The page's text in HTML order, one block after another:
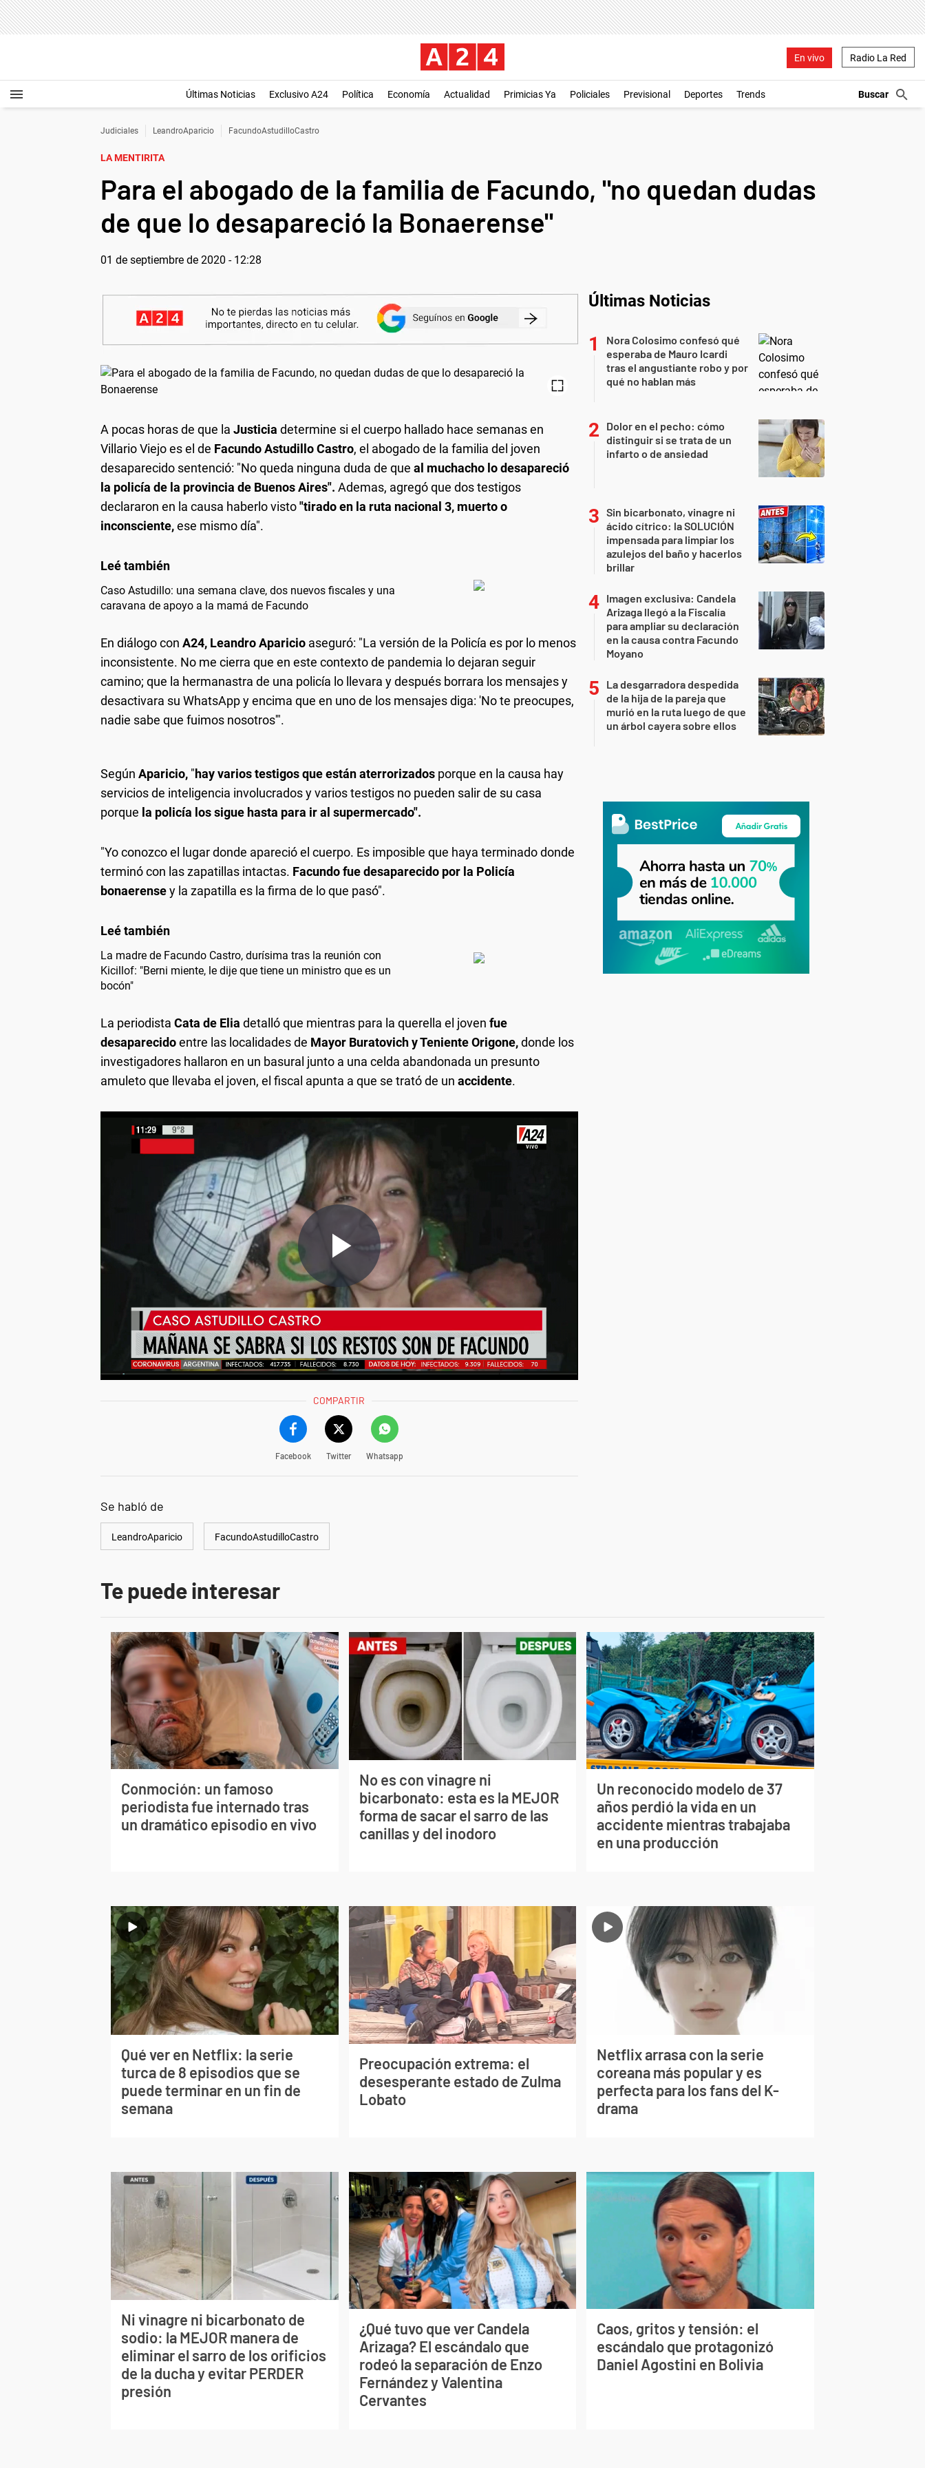
En vivo Radio La Red
Últimas Noticias Exclusivo A24 Política Economía Actualidad Primicias Ya Policiales Previsional Deportes Trends
Judiciales LeandroAparicio FacundoAstudilloCastro
LA MENTIRITA
Para el abogado de la familia de Facundo, "no quedan dudas
de que lo desapareció la Bonaerense"
01 de septiembre de 2020 - 12:28
A pocas horas de que la Justicia determine si el cuerpo hallado hace semanas en
Villario Viejo es el de Facundo Astudillo Castro, el abogado de la familia del joven
desaparecido sentenció: "No queda ninguna duda de que al muchacho lo desapareció
la policía de la provincia de Buenos Aires". Ademas, agregó que dos testigos
declararon en la causa haberlo visto"tirado en la ruta nacional 3, muerto o
inconsciente,ese mismo día".
Caso Astudillo: una semana clave, dos nuevos fiscales y una
caravana de apoyo a la mamá de Facundo
En diálogo con A24, Leandro Aparicio aseguró: "La versión de la Policía es por lo menos
inconsistente. No me cierra que en este contexto de pandemia lo dejaran seguir
camino; que la hermanastra de una policía lo llevara y después borrara los mensajes y
desactivara su WhatsApp y encima que en uno de los mensajes diga: 'No te preocupes,
nadie sabe que fuimos nosotros'".
Según Aparicio, "hay varios testigos que están aterrorizados porque en la causa hay
servicios de inteligencia involucrados y varios testigos no pueden salir de su casa
porque la policía los sigue hasta para ir al supermercado".
"Yo conozco el lugar donde apareció el cuerpo. Es imposible que haya terminado donde
terminó con las zapatillas intactas. Facundo fue desaparecido por la Policía
bonaerensey la zapatilla es la firma de lo que pasó".
La madre de Facundo Castro, durísima tras la reunión con
Kicillof: "Berni miente, le dije que tiene un ministro que es un
bocón"
La periodista Cata de Elia detalló que mientras para la querella el joven fue
desaparecidoentre las localidades de Mayor Buratovich y Teniente Origone,donde los
investigadores hallaron en un basural junto a una celda abandonada un presunto
amuleto que llevaba el joven, el fiscal apunta a que se trató de un accidente.
COMPARTIR
Facebook Twitter Whatsapp
Se habló de
LeandroAparicio FacundoAstudilloCastro
Últimas Noticias
Nora Colosimo confesó qué
esperaba de Mauro Icardi
tras el angustiante robo y por
qué no hablan más
Dolor en el pecho: cómo
distinguir si se trata de un
infarto o de ansiedad
Sin bicarbonato, vinagre ni
ácido cítrico: la SOLUCIÓN
impensada para limpiar los
azulejos del baño y hacerlos
brillar
Imagen exclusiva: Candela
Arizaga llegó a la Fiscalía
para ampliar su declaración
en la causa contra Facundo
Moyano
La desgarradora despedida
de la hija de la pareja que
murió en la ruta luego de que
un árbol cayera sobre ellos
Te puede interesar
Conmoción: un famoso
periodista fue internado tras
un dramático episodio en vivo
No es con vinagre ni
bicarbonato: esta es la MEJOR
forma de sacar el sarro de las
canillas y del inodoro
Un reconocido modelo de 37
años perdió la vida en un
accidente mientras trabajaba
en una producción
Qué ver en Netflix: la serie
turca de 8 episodios que se
puede terminar en un fin de
semana
Preocupación extrema: el
desesperante estado de Zulma
Lobato
Netflix arrasa con la serie
coreana más popular y es
perfecta para los fans del K-
drama
Ni vinagre ni bicarbonato de
sodio: la MEJOR manera de
eliminar el sarro de los orificios
de la ducha y evitar PERDER
presión
¿Qué tuvo que ver Candela
Arizaga? El escándalo que
rodeó la separación de Enzo
Fernández y Valentina
Cervantes
Caos, gritos y tensión: el
escándalo que protagonizó
Daniel Agostini en Bolivia